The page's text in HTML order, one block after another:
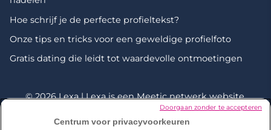
Hoe schrijf je de perfecte profieltekst?
Onze tips en tricks voor een geweldige profielfoto
Gratis dating die leidt tot waardevolle ontmoetingen
© 2026 Lexa | Lexa is eenMeetic netwerkwebsite.
Centrum voor privacyvoorkeuren
Doorgaan zonder te accepteren